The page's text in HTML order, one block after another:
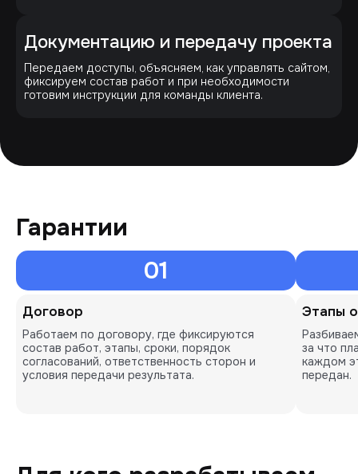
Документацию и передачу проекта
Передаем доступы, объясняем, как управлять сайтом,
фиксируем состав работ и при необходимости
готовим инструкции для команды клиента.
Гарантии
01
Договор
Работаем по договору, где фиксируются
состав работ, этапы, сроки, порядок
согласований, ответственность сторон и
условия передачи результата.
Этапы
за что
каждом
передан.